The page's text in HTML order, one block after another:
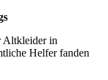
Altkleider in
Helfer fanden